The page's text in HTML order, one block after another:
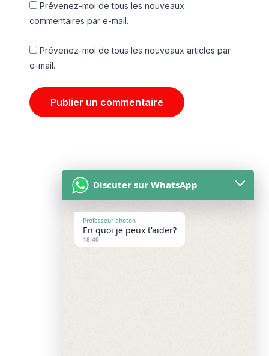
Prévenez-moi de tous les nouveaux
commentaires par e-mail.
Prévenez-moi de tous les nouveaux articles par
e-mail.
Accueil
Discuter sur WhatsApp
Professeur ahoton
En quoi je peux t'aider?
18:40